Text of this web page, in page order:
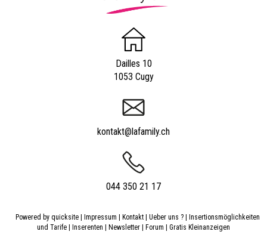
Dailles 10
1053 Cugy
kontakt@lafamily.ch
044 350 21 17
Powered by quicksite Impressum Kontakt| Ueber uns ?|
Insertionsmöglichkeiten
und Tarife
Inserenten Newsletter Forum Gratis Kleinanzeigen